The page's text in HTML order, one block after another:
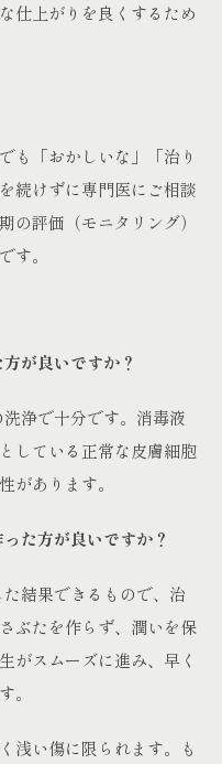
仕上がりを良くするため
も「おかしいな」「治り
続けずに専門医にご相談
の評価（モニタリング）
す。
が良いですか？
浄で十分です。消毒液
している正常な皮膚細胞
があります。
た方が良いですか？
結果できるもので、治
ぶたを作らず、潤いを保
がスムーズに進み、早く
。
浅い傷に限られます。も